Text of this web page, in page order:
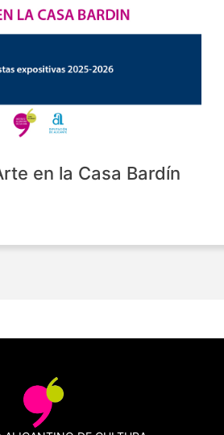
en la Casa Bardín